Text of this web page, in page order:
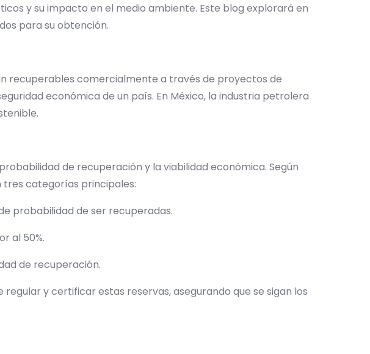
y su impacto en el medio ambiente. Este blog explorará en
para su obtención.
recuperables comercialmente a través de proyectos de
económica de un país. En México, la industria petrolera
de recuperación y la viabilidad económica. Según
tres categorías principales:
probabilidad de ser recuperadas.
al 50%.
de recuperación.
y certificar estas reservas, asegurando que se sigan los